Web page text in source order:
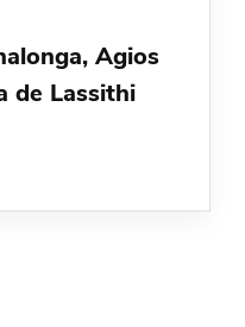
Agios
de Lassithi